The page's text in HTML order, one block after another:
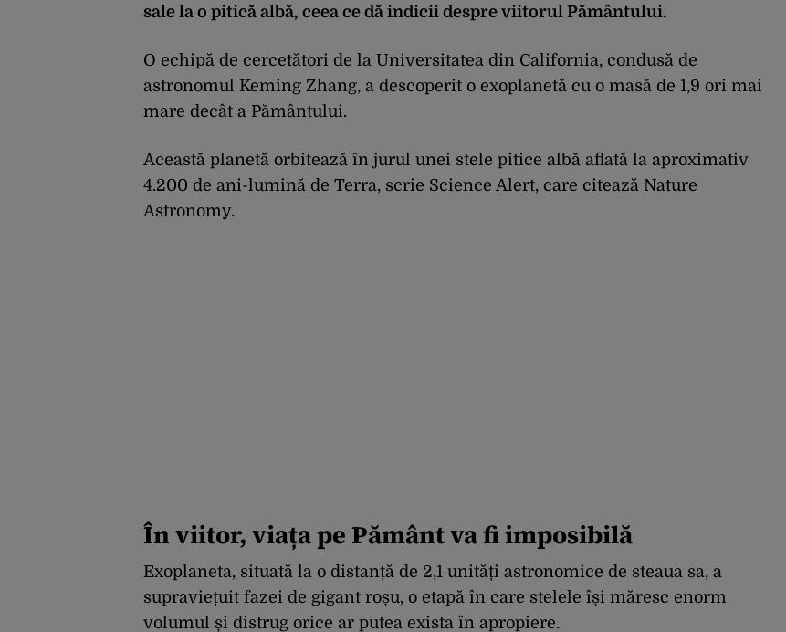
sale la o pitică albă, ceea ce dă indicii despre viitorul Pământului.
O echipă de cercetători de la Universitatea din California, condusă de
astronomul Keming Zhang, a descoperit o exoplanetă cu o masă de 1,9 ori mai
mare decât a Pământului.
Această planetă orbitează în jurul unei stele pitice albă aflată la aproximativ
4.200 de ani-lumină de Terra, scrie Science Alert, care citează Nature
Astronomy.
În viitor, viața pe Pământ va fi imposibilă
Exoplaneta, situată la o distanță de 2,1 unități astronomice de steaua sa, a
supraviețuit fazei de gigant roșu, o etapă în care stelele își măresc enorm
volumul și distrug orice ar putea exista în apropiere.